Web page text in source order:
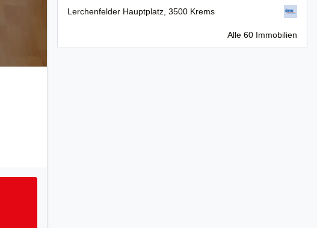
Lerchenfelder Hauptplatz, 3500 Krems
Alle 60 Immobilien